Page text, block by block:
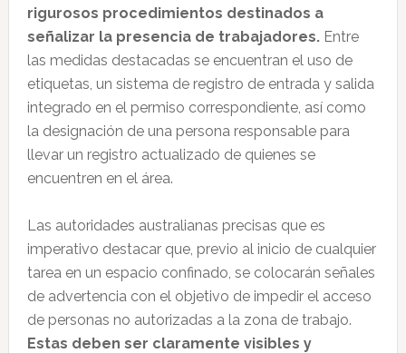
rigurosos procedimientos destinados a
señalizar la presencia de trabajadores.Entre
las medidas destacadas se encuentran el uso de
etiquetas, un sistema de registro de entrada y salida
integrado en el permiso correspondiente, así como
la designación de una persona responsable para
llevar un registro actualizado de quienes se
encuentren en el área.
Las autoridades australianas precisas que es
imperativo destacar que, previo al inicio de cualquier
tarea en un espacio confinado, se colocarán señales
de advertencia con el objetivo de impedir el acceso
de personas no autorizadas a la zona de trabajo.
Estas deben ser claramente visibles y